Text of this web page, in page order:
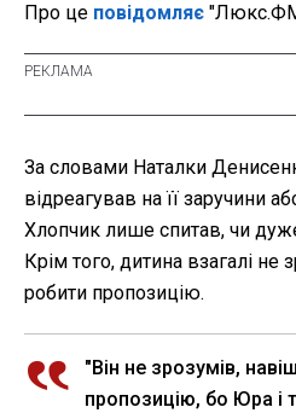
Про це повідомляє
За словами Наталки
відреагував на її заручини
Хлопчик лише спитав, чи
Крім того, дитина взагалі не
робити пропозицію.
"Він не зрозумів,
пропозицію, бо Юра і